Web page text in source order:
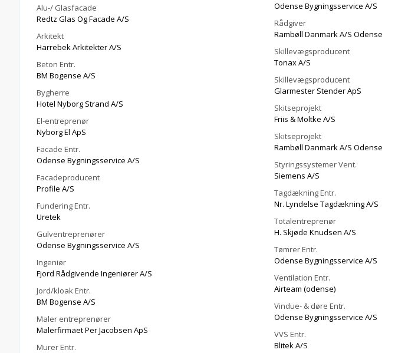
Alu-/ Glasfacade
Redtz Glas Og Facade A/S
Arkitekt
Harrebek Arkitekter A/S
Beton Entr.
BM Bogense A/S
Bygherre
Hotel Nyborg Strand A/S
El-entreprenør
Nyborg El ApS
Facade Entr.
Odense Bygningsservice A/S
Facadeproducent
Profile A/S
Fundering Entr.
Uretek
Gulventreprenører
Odense Bygningsservice A/S
Ingeniør
Fjord Rådgivende Ingeniører A/S
Jord/kloak Entr.
BM Bogense A/S
Maler entreprenører
Malerfirmaet Per Jacobsen ApS
Murer Entr.
Odense Bygningsservice A/S
Rådgiver
Rambøll Danmark A/S Odense
Skillevægsproducent
Tonax A/S
Skillevægsproducent
Glarmester Stender ApS
Skitseprojekt
Friis & Moltke A/S
Skitseprojekt
Rambøll Danmark A/S Odense
Styringssystemer Vent.
Siemens A/S
Tagdækning Entr.
Nr. Lyndelse Tagdækning A/S
Totalentreprenør
H. Skjøde Knudsen A/S
Tømrer Entr.
Odense Bygningsservice A/S
Ventilation Entr.
Airteam (odense)
Vindue- & døre Entr.
Odense Bygningsservice A/S
VVS Entr.
Blitek A/S